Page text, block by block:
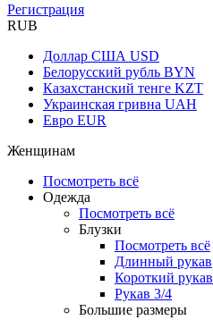
Регистрация
RUB
Доллар США USD
Белорусский рубль BYN
Казахстанский тенге KZT
Украинская гривна UAH
Евро EUR
Женщинам
Посмотреть всё
Одежда
Посмотреть всё
Блузки
Посмотреть всё
Длинный рукав
Короткий рукав
Рукав 3/4
Большие размеры